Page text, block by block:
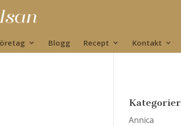
Blogg Recept Kontakt
Kategorier
Annica